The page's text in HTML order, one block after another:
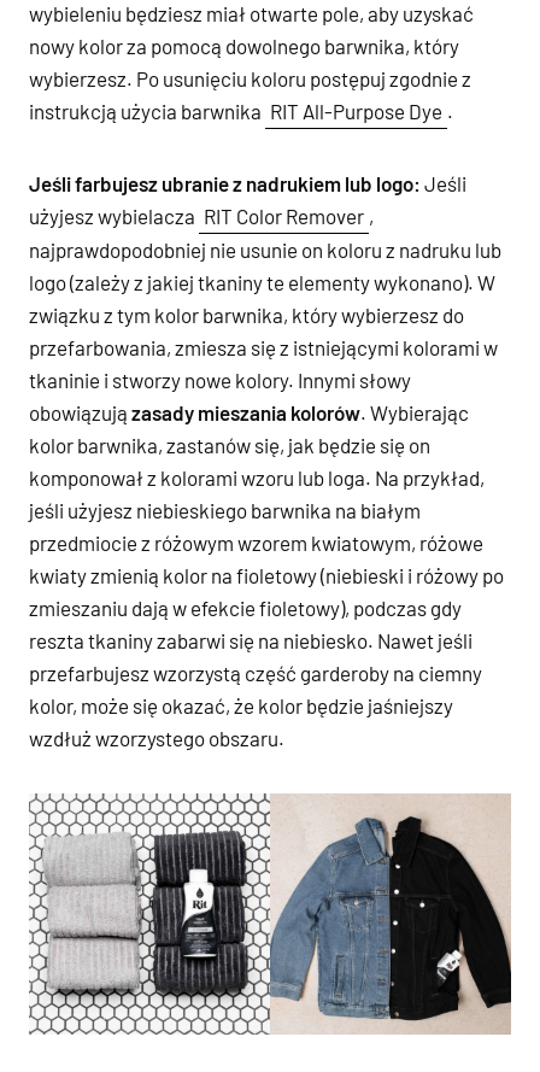
wybieleniu będziesz miał otwarte pole, aby uzyskać
nowy kolor za pomocą dowolnego barwnika, który
wybierzesz. Po usunięciu koloru postępuj zgodnie z
instrukcją użycia barwnika RIT All-Purpose Dye .
Jeśli farbujesz ubranie z nadrukiem lub logo: Jeśli
użyjesz wybielacza RIT Color Remover ,
najprawdopodobniej nie usunie on koloru z nadruku lub
logo (zależy z jakiej tkaniny te elementy wykonano). W
związku z tym kolor barwnika, który wybierzesz do
przefarbowania, zmiesza się z istniejącymi kolorami w
tkaninie i stworzy nowe kolory. Innymi słowy
obowiązują zasady mieszania kolorów. Wybierając
kolor barwnika, zastanów się, jak będzie się on
komponował z kolorami wzoru lub loga. Na przykład,
jeśli użyjesz niebieskiego barwnika na białym
przedmiocie z różowym wzorem kwiatowym, różowe
kwiaty zmienią kolor na fioletowy (niebieski i różowy po
zmieszaniu dają w efekcie fioletowy), podczas gdy
reszta tkaniny zabarwi się na niebiesko. Nawet jeśli
przefarbujesz wzorzystą część garderoby na ciemny
kolor, może się okazać, że kolor będzie jaśniejszy
wzdłuż wzorzystego obszaru.